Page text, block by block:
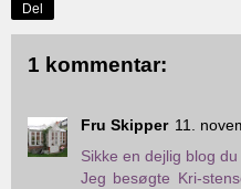
Del
1 kommentar:
Fru Skipper 11.
Sikke en dejlig blog du
Jeg besøgte Kri-